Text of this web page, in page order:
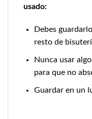
usado:
Debes
resto de
Nunca usar
para que no
Guardar en un